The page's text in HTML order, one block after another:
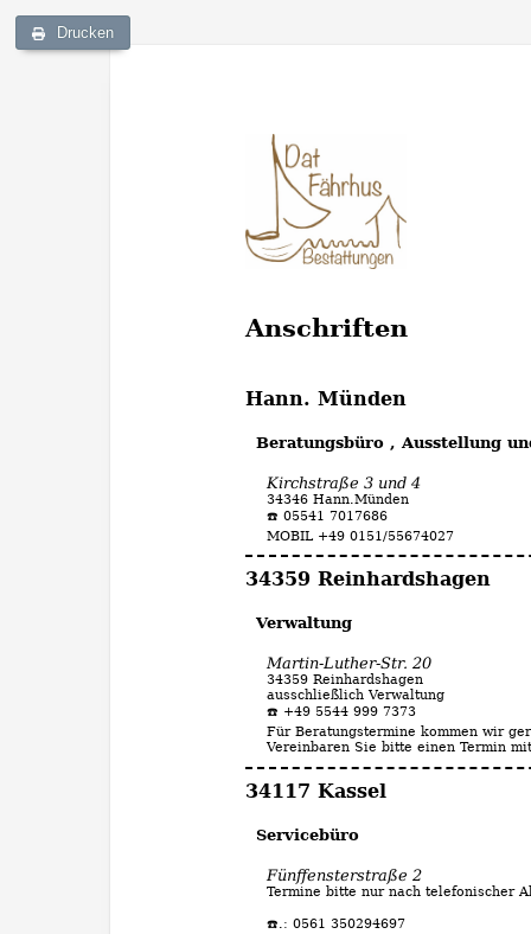
Anschriften
Hann. Münden
Beratungsbüro , Ausstellung
Kirchstraße 3 und 4
34346 Hann.Münden
☎️ 05541 7017686
MOBIL +49 0151/55674027
34359 Reinhardshagen
Verwaltung
Martin-Luther-Str. 20
34359 Reinhardshagen
ausschließlich Verwaltung
☎️ +49 5544 999 7373
Für Beratungstermine kommen wir
Vereinbaren Sie bitte einen Termin
34117 Kassel
Servicebüro
Fünffensterstraße 2
Termine bitte nur nach telefonischer
☎️.: 0561 350294697
Drucken